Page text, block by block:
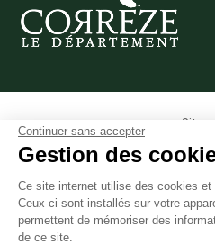
Continuer sans accepter
Gestion des
Ce site internet utilise des cookies
Ceux-ci sont installés sur votre
permettent de mémoriser des
de ce site.
Site pro
Presse
Données
Gestion